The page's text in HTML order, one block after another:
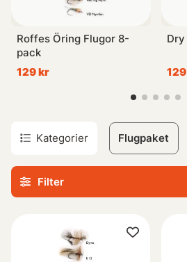
Roffes Öring Flugor 8-
pack
129 kr
Kategorier Flugpaket
Filter